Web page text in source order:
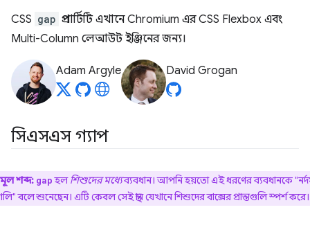
CSS gap প্রপার্টিটি এখানে Chromium এর CSS Flexbox এবং
Multi-Column লেআউট ইঞ্জিনের জন্য।
Adam Argyle David Grogan
সিএসএস গ্যাপ
মূল শব্দ: gapহলশিশুদের মধ্যেব্যবধান। আপনি হয়তো এই ধরণের ব্যবধানকে
বলে শুনেছেন। এটি কেবল সেই স্থান যেখানে শিশুদের বাক্সের প্রান্তগুলি স্পর্শ করে।